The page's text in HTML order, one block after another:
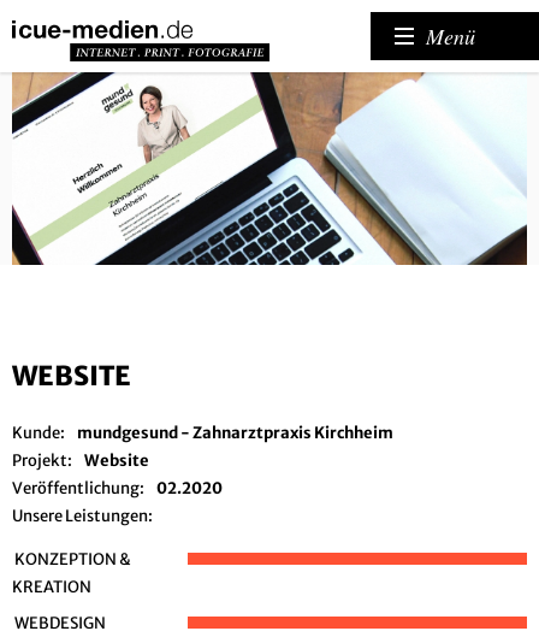
Menü
WEBSITE
Kunde:
mundgesund - Zahnarztpraxis Kirchheim
Projekt:
Website
Veröffentlichung:
02.2020
Unsere Leistungen:
KONZEPTION &
KREATION
WEBDESIGN